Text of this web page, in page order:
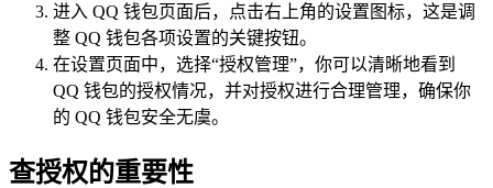
进入 QQ 钱包页面后，点击右上角的设置图标，这是调
整 QQ 钱包各项设置的关键按钮。
在设置页面中，选择“授权管理”，你可以清晰地看到
QQ 钱包的授权情况，并对授权进行合理管理，确保你
的 QQ 钱包安全无虞。
查授权的重要性